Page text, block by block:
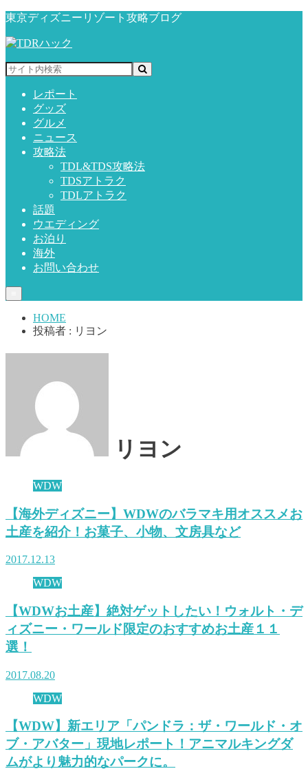
東京ディズニーリゾート攻略ブログ
レポート
グッズ
グルメ
ニュース
攻略法
TDL&TDS攻略法
TDSアトラク
TDLアトラク
話題
ウエディング
お泊り
海外
お問い合わせ
HOME
投稿者 : リヨン
リヨン
WDW
【海外ディズニー】WDWのバラマキ用オススメお
土産を紹介！お菓子、小物、文房具など
2017.12.13
WDW
【WDWお土産】絶対ゲットしたい！ウォルト・デ
ィズニー・ワールド限定のおすすめお土産１１
選！
2017.08.20
WDW
【WDW】新エリア「パンドラ：ザ・ワールド・オ
ブ・アバター」現地レポート！アニマルキングダ
ムがより魅力的なパークに。